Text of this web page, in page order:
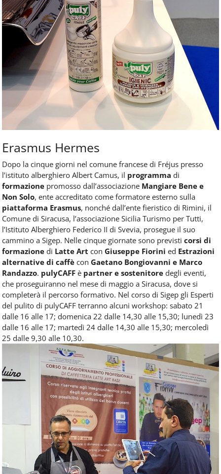
Erasmus Hermes
Dopo la cinque giorni nel comune francese di Fréjus presso
l’istituto alberghiero Albert Camus, il programma di
formazione promosso dall’associazione Mangiare Bene e
Non Solo, ente accreditato come formatore esterno sulla
piattaforma Erasmus, nonché dall’ente fieristico di Rimini, il
Comune di Siracusa, l’associazione Sicilia Turismo per Tutti,
l’Istituto Alberghiero Federico II di Svevia, prosegue il suo
cammino a Sigep. Nelle cinque giornate sono previsti corsi di
formazione di Latte Art con Giuseppe Fiorini ed Estrazioni
alternative di caffè con Gaetano Bongiovanni e Marco
Randazzo. pulyCAFF è partner e sostenitore degli eventi,
che proseguiranno nel mese di maggio a Siracusa, dove si
completerà il percorso formativo. Nel corso di Sigep gli Esperti
del pulito di pulyCAFF terranno alcuni workshop: sabato 21
dalle 16 alle 17; domenica 22 dalle 14,30 alle 15,30; lunedì 23
dalle 16 alle 17; martedì 24 dalle 14,30 alle 15,30; mercoledì
25 dalle 9,30 alle 10,30.